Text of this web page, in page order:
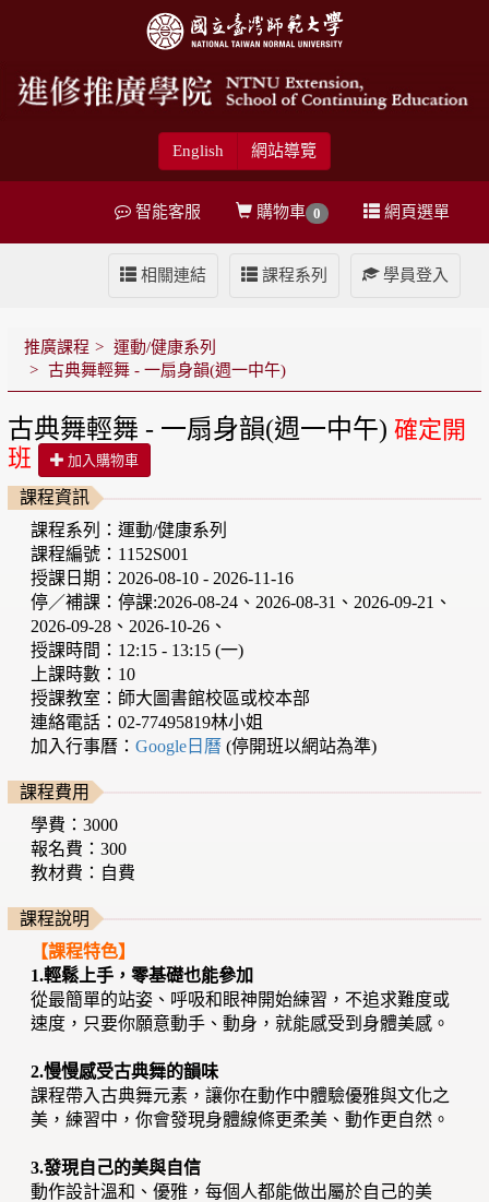
English 網站導覽
網頁選單
購物車 0
智能客服
學員登入
課程系列
相關連結
推廣課程
運動/健康系列
古典舞輕舞 - 一扇身韻(週一中午)
古典舞輕舞 - 一扇身韻(週一中午) 確定開
班
加入購物車
課程資訊
課程系列：運動/健康系列
課程編號：1152S001
授課日期：2026-08-10 - 2026-11-16
停／補課：停課:2026-08-24、2026-08-31、2026-09-21、
2026-09-28、2026-10-26、
授課時間：12:15 - 13:15 (一)
上課時數：10
授課教室：師大圖書館校區或校本部
連絡電話：02-77495819林小姐
加入行事曆：Google日曆(停開班以網站為準)
課程費用
學費：3000
報名費：300
教材費：自費
課程說明
【課程特色】
1.輕鬆上手，零基礎也能參加
從最簡單的站姿、呼吸和眼神開始練習，不追求難度或
速度，只要你願意動手、動身，就能感受到身體美感。
2.慢慢感受古典舞的韻味
課程帶入古典舞元素，讓你在動作中體驗優雅與文化之
美，練習中，你會發現身體線條更柔美、動作更自然。
3.發現自己的美與自信
動作設計溫和、優雅，每個人都能做出屬於自己的美